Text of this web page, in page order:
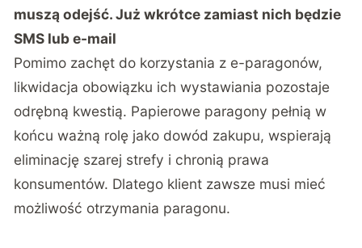
muszą odejść. Już wkrótce zamiast nich będzie
SMS lub e-mail
Pomimo zachęt do korzystania z e-paragonów,
likwidacja obowiązku ich wystawiania pozostaje
odrębną kwestią. Papierowe paragony pełnią w
końcu ważną rolę jako dowód zakupu, wspierają
eliminację szarej strefy i chronią prawa
konsumentów. Dlatego klient zawsze musi mieć
możliwość otrzymania paragonu.